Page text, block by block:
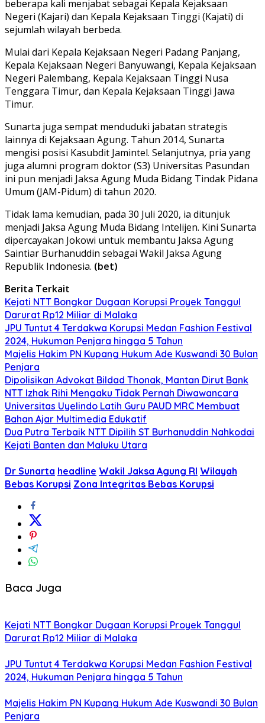
beberapa kali menjabat sebagai Kepala Kejaksaan
Negeri (Kajari) dan Kepala Kejaksaan Tinggi (Kajati) di
sejumlah wilayah berbeda.
Mulai dari Kepala Kejaksaan Negeri Padang Panjang,
Kepala Kejaksaan Negeri Banyuwangi, Kepala Kejaksaan
Negeri Palembang, Kepala Kejaksaan Tinggi Nusa
Tenggara Timur, dan Kepala Kejaksaan Tinggi Jawa
Timur.
Sunarta juga sempat menduduki jabatan strategis
lainnya di Kejaksaan Agung. Tahun 2014, Sunarta
mengisi posisi Kasubdit Jamintel. Selanjutnya, pria yang
juga alumni program doktor (S3) Universitas Pasundan
ini pun menjadi Jaksa Agung Muda Bidang Tindak Pidana
Umum (JAM-Pidum) di tahun 2020.
Tidak lama kemudian, pada 30 Juli 2020, ia ditunjuk
menjadi Jaksa Agung Muda Bidang Intelijen. Kini Sunarta
dipercayakan Jokowi untuk membantu Jaksa Agung
Saintiar Burhanuddin sebagai Wakil Jaksa Agung
Republik Indonesia. (bet)
Berita Terkait
Kejati NTT Bongkar Dugaan Korupsi Proyek Tanggul
Darurat Rp12 Miliar di Malaka
JPU Tuntut 4 Terdakwa Korupsi Medan Fashion Festival
2024, Hukuman Penjara hingga 5 Tahun
Majelis Hakim PN Kupang Hukum Ade Kuswandi 30 Bulan
Penjara
Dipolisikan Advokat Bildad Thonak, Mantan Dirut Bank
NTT Izhak Rihi Mengaku Tidak Pernah Diwawancara
Universitas Uyelindo Latih Guru PAUD MRC Membuat
Bahan Ajar Multimedia Edukatif
Dua Putra Terbaik NTT Dipilih ST Burhanuddin Nahkodai
Kejati Banten dan Maluku Utara
Dr Sunarta headline Wakil Jaksa Agung RI Wilayah
Bebas Korupsi Zona Integritas Bebas Korupsi
Baca Juga
Kejati NTT Bongkar Dugaan Korupsi Proyek Tanggul
Darurat Rp12 Miliar di Malaka
JPU Tuntut 4 Terdakwa Korupsi Medan Fashion Festival
2024, Hukuman Penjara hingga 5 Tahun
Majelis Hakim PN Kupang Hukum Ade Kuswandi 30 Bulan
Penjara